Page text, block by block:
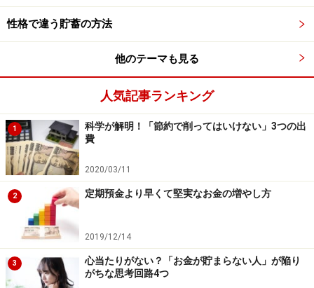
る人が増えていますが、「購入」ではなく、「出品」も
している人は、まだ大多数ではない様子。
ます。家にある不要なものをフリマアプリやネットオー
いにもなり、いいことづくめですね。
ただし、購入希望者とやりとりしたり、きれいに梱包し
て発送したりと手間はかかりますので、時間がある人に
はよい趣味といえます。
6. プチアクセサリー作り
ビーズやコットンパールを使って、ネックレスやピアス
性格で違う貯蓄の方法
他のテーマも見る
人気記事ランキング
1
科学が解明！「節約で削ってはいけない」3つの出
費
2020/03/11
2 定期預金より早くて堅実なお金の増やし方
2019/12/14
3
心当たりがない？「お金が貯まらない人」が陥り
がちな思考回路4つ